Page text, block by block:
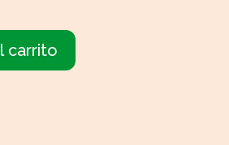
carrito